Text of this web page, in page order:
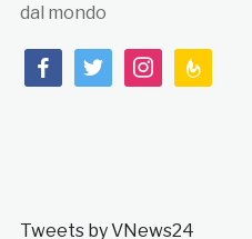
dal mondo
facebooktwitterinstagram
Tweets by VNews24